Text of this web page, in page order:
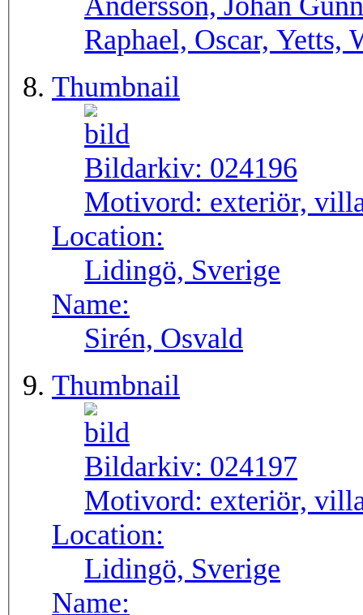
Raphael, Oscar, Yetts,
Thumbnail
Bildarkiv: 024196
Motivord: exteriör,
Location:
Lidingö, Sverige
Name:
Sirén, Osvald
Thumbnail
Bildarkiv: 024197
Motivord: exteriör,
Location:
Lidingö, Sverige
Name: